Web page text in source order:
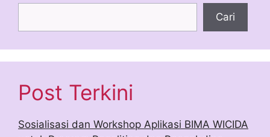
Cari
Post Terkini
Sosialisasi dan Workshop Aplikasi BIMA WICIDA